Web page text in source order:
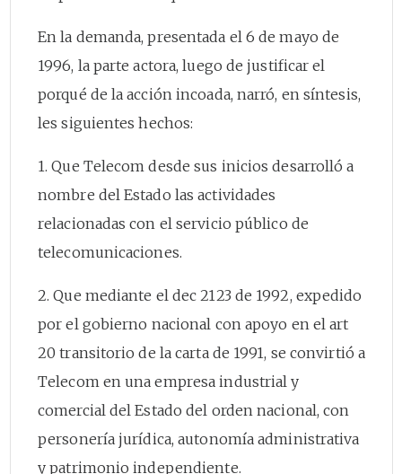
En la demanda, presentada el 6 de mayo de
1996, la parte actora, luego de justificar el
porqué de la acción incoada, narró, en síntesis,
les siguientes hechos:
1. Que Telecom desde sus inicios desarrolló a
nombre del Estado las actividades
relacionadas con el servicio público de
telecomunicaciones.
2. Que mediante el dec 2123 de 1992, expedido
por el gobierno nacional con apoyo en el art
20 transitorio de la carta de 1991, se convirtió a
Telecom en una empresa industrial y
comercial del Estado del orden nacional, con
personería jurídica, autonomía administrativa
y patrimonio independiente.